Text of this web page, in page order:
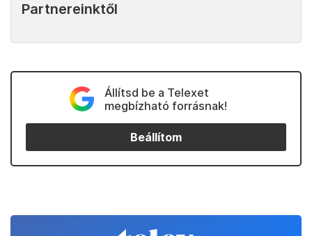
Partnereinktől
Állítsd be a Telexet
megbízható forrásnak!
Beállítom